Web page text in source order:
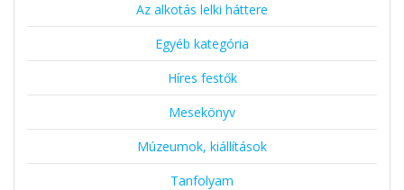
Az alkotás lelki háttere
Egyéb kategória
Híres festők
Mesekönyv
Múzeumok, kiállítások
Tanfolyam